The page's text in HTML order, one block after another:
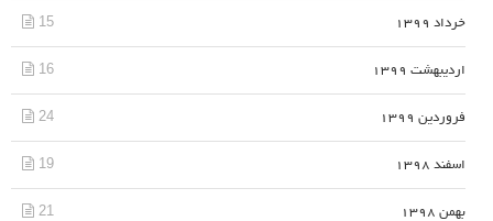
خرداد 1399 15
اردیبهشت 1399 16
فروردین 1399 24
اسفند 1398 19
بهمن 1398 21